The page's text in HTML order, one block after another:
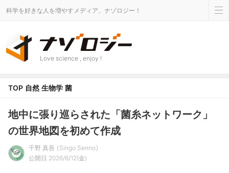
科学を好きな人を増やすメディア、ナゾロジー！
Love science , enjoy !
TOP 自然 生物学 菌
地中に張り巡らされた「菌糸ネットワーク」
の世界地図を初めて作成
千野 真吾
Singo Senno
公開日 2026/6/12(金)